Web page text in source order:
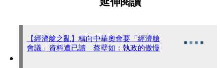
【經濟艙之亂】稱向中華奧會要「經濟艙
會議」資料遭已讀 蔡壁如：執政的傲慢